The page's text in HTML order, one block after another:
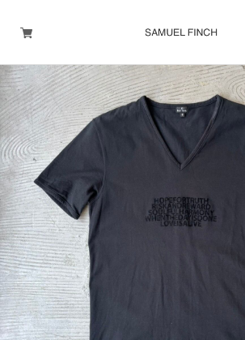
Men's
Maison Martin Margiela
Helmut Lang
Yohji Yamamoto
Other brands
TOPS